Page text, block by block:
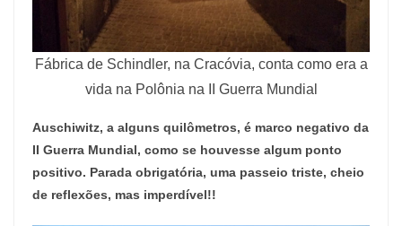
Fábrica de Schindler, na Cracóvia, conta como era a
vida na Polônia na II Guerra Mundial
Auschiwitz, a alguns quilômetros, é marco negativo da
II Guerra Mundial, como se houvesse algum ponto
positivo. Parada obrigatória, uma passeio triste, cheio
de reflexões, mas imperdível!!